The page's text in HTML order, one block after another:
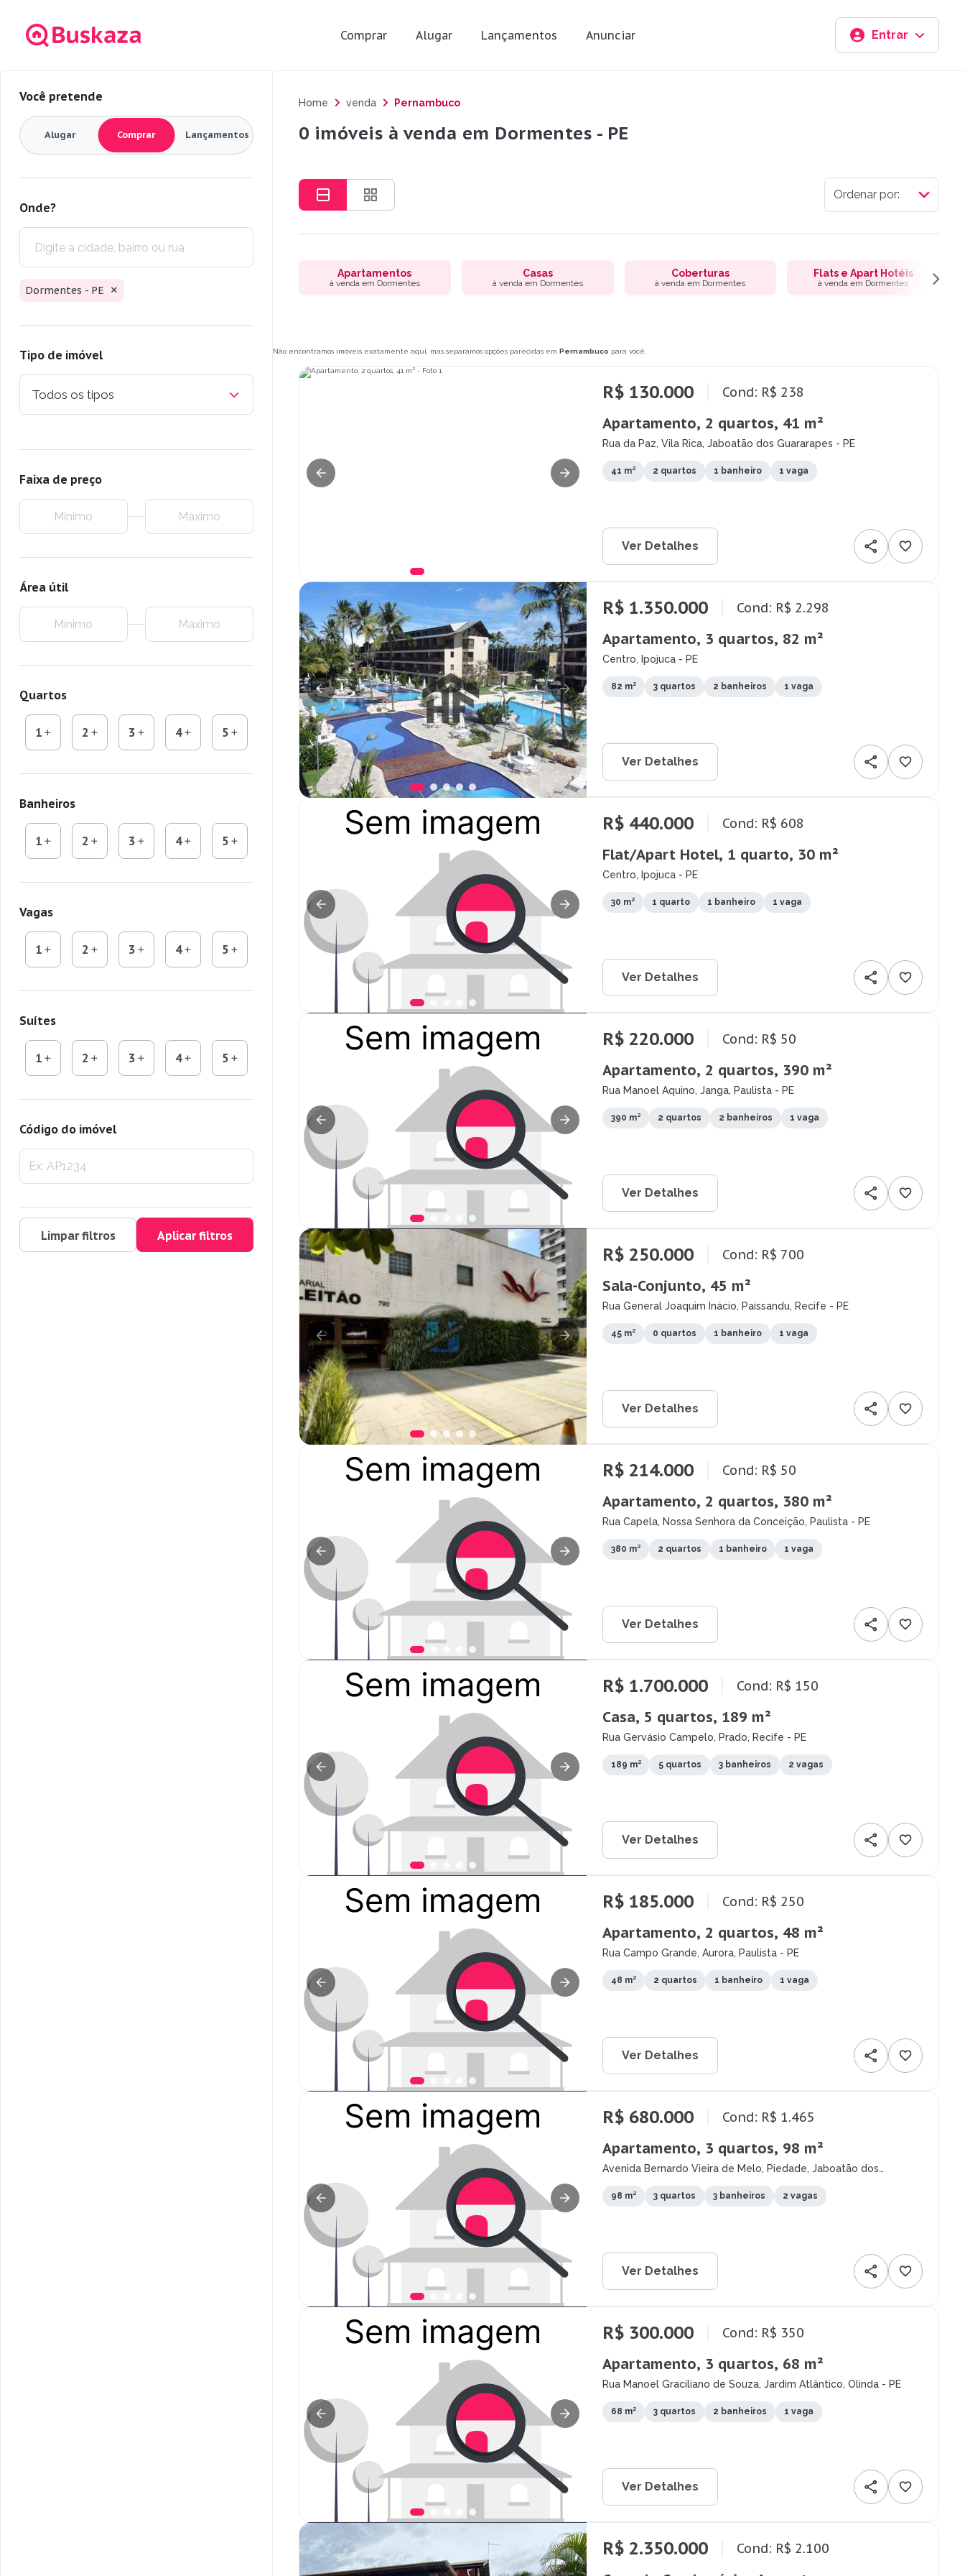
Comprar Alugar Lançamentos Anunciar Entrar
Você pretende
Alugar Comprar Lançamentos
Onde?
Dormentes - PE
Tipo de imóvel
Todos os tipos
Faixa de preço
Área útil
Quartos
1 2 3 4 5
Banheiros
1 2 3 4 5
Vagas
1 2 3 4 5
Suítes
1 2 3 4 5
Código do imóvel
Limpar filtros Aplicar filtros
Home venda Pernambuco
0 imóveis à venda em Dormentes - PE
Apartamentos
à venda em Dormentes
Casas
à venda em Dormentes
Coberturas
à venda em Dormentes
Flats e Apart Hotéis
à venda em Dormentes
Não encontramos imóveis exatamente aqui, mas separamos opções parecidas em Pernambuco para você.
R$ 130.000 Cond: R$ 238
Apartamento, 2 quartos, 41 m²
Rua da Paz, Vila Rica, Jaboatão dos Guararapes - PE
41 m² 2 quartos 1 banheiro 1 vaga
Ver Detalhes
R$ 1.350.000 Cond: R$ 2.298
Apartamento, 3 quartos, 82 m²
Centro, Ipojuca - PE
82 m² 3 quartos 2 banheiros 1 vaga
Ver Detalhes
R$ 440.000 Cond: R$ 608
Flat/Apart Hotel, 1 quarto, 30 m²
Centro, Ipojuca - PE
30 m² 1 quarto 1 banheiro 1 vaga
Ver Detalhes
R$ 220.000 Cond: R$ 50
Apartamento, 2 quartos, 390 m²
Rua Manoel Aquino, Janga, Paulista - PE
390 m² 2 quartos 2 banheiros 1 vaga
Ver Detalhes
R$ 250.000 Cond: R$ 700
Sala-Conjunto, 45 m²
Rua General Joaquim Inácio, Paissandu, Recife - PE
45 m² 0 quartos 1 banheiro 1 vaga
Ver Detalhes
R$ 214.000 Cond: R$ 50
Apartamento, 2 quartos, 380 m²
Rua Capela, Nossa Senhora da Conceição, Paulista - PE
380 m² 2 quartos 1 banheiro 1 vaga
Ver Detalhes
R$ 1.700.000 Cond: R$ 150
Casa, 5 quartos, 189 m²
Rua Gervásio Campelo, Prado, Recife - PE
189 m² 5 quartos 3 banheiros 2 vagas
Ver Detalhes
R$ 185.000 Cond: R$ 250
Apartamento, 2 quartos, 48 m²
Rua Campo Grande, Aurora, Paulista - PE
48 m² 2 quartos 1 banheiro 1 vaga
Ver Detalhes
R$ 680.000 Cond: R$ 1.465
Apartamento, 3 quartos, 98 m²
Avenida Bernardo Vieira de Melo, Piedade, Jaboatão dos
98 m² 3 quartos 3 banheiros 2 vagas
Ver Detalhes
R$ 300.000 Cond: R$ 350
Apartamento, 3 quartos, 68 m²
Rua Manoel Graciliano de Souza, Jardim Atlântico, Olinda - PE
68 m² 3 quartos 2 banheiros 1 vaga
Ver Detalhes
R$ 2.350.000 Cond: R$ 2.100